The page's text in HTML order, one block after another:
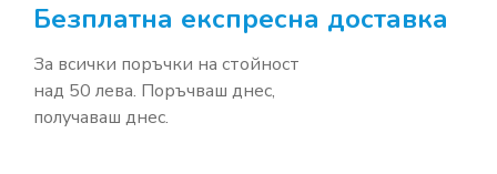
Безплатна експресна доставка
За всички поръчки на стойност
над 50 лева. Поръчваш днес,
получаваш днес.